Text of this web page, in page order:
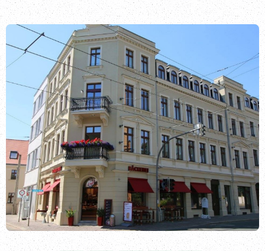
B2B
Usein kysytyt kysymykset
Vakuutus (PKV)
Apteekeille
Kirjaudu sisään